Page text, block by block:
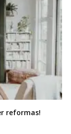
reformas!